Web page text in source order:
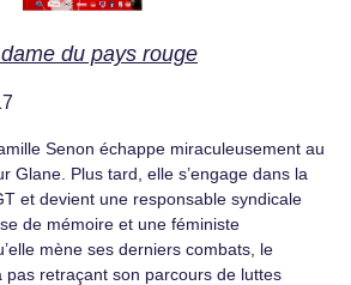
du pays rouge
Senon échappe miraculeusement au
Glane. Plus tard, elle s’engage dans la
et devient une responsable syndicale
de mémoire et une féministe
mène ses derniers combats, le
pas retraçant son parcours de luttes